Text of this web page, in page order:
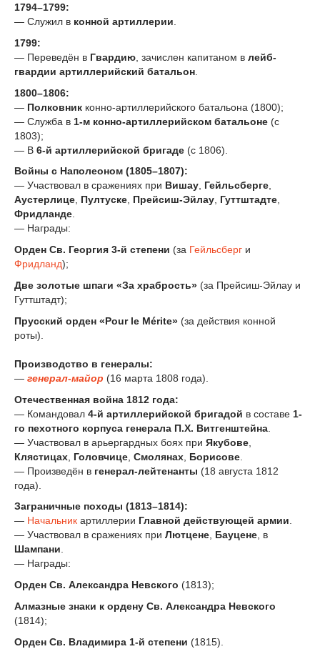
1794–1799:
— Служил в конной артиллерии
1799:
— Переведён в Гвардию , зачислен капитаном в лейб-
гвардии артиллерийский батальон
1800–1806:
— Полковник конно-артиллерийского батальона (1800);
— Служба в 1-м конно-артиллерийском батальоне (с
1803);
— В 6-й артиллерийской бригаде (с 1806).
Войны с Наполеоном (1805–1807):
— Участвовал в сражениях при Вишау, Гейльсберге,
Аустерлице, Пултуске, Прейсиш-Эйлау, Гуттштадте,
Фридланде.
— Награды:
Орден Св. Георгия 3-й степени (за Гейльсберг и
Фридланд);
Две золотые шпаги «За храбрость» (за Прейсиш-Эйлау и
Гуттштадт);
Прусский орден «Pour le Mérite» (за действия конной
роты).
Производство в генералы:
— генерал-майор (16 марта 1808 года).
Отечественная война 1812 года:
— Командовал 4-й артиллерийской бригадой в составе 1-
го пехотного корпуса генерала П.Х. Витгенштейна
— Участвовал в арьергардных боях при Якубове
Клястицах Головчице Смолянах Борисове
— Произведён в генерал-лейтенанты (18 августа 1812
года).
Заграничные походы (1813–1814):
— Начальник артиллерии Главной действующей армии.
— Участвовал в сражениях при Лютцене, Бауцене, в
Шампани.
— Награды:
Орден Св. Александра Невского (1813);
Алмазные знаки к ордену Св. Александра Невского
(1814);
Орден Св. Владимира 1-й степени (1815).